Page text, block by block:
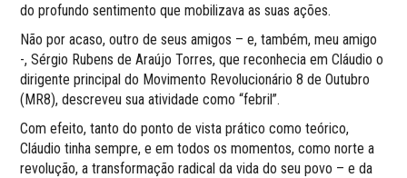
do profundo sentimento que mobilizava as suas ações.
Não por acaso, outro de seus amigos – e, também, meu amigo
-, Sérgio Rubens de Araújo Torres, que reconhecia em Cláudio o
dirigente principal do Movimento Revolucionário 8 de Outubro
(MR8), descreveu sua atividade como “febril”.
Com efeito, tanto do ponto de vista prático como teórico,
Cláudio tinha sempre, e em todos os momentos, como norte a
revolução, a transformação radical da vida do seu povo – e da